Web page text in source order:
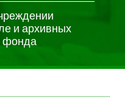
и архивных
фонда